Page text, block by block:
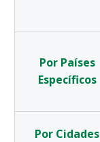
Por Países
Específicos
Por Cidades